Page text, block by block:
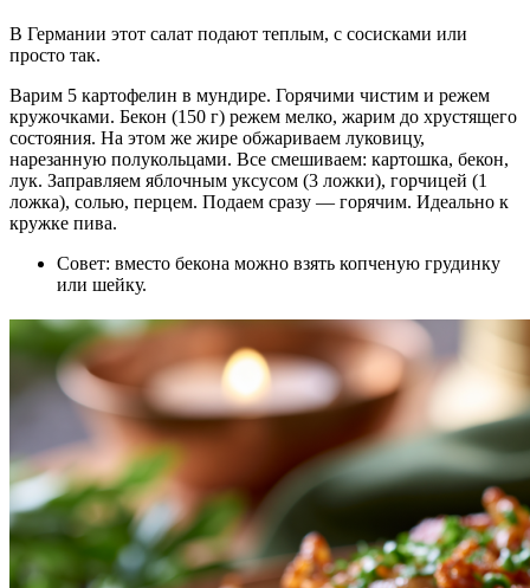
В Германии этот салат подают теплым, с сосисками или
просто так.
Варим 5 картофелин в мундире. Горячими чистим и режем
кружочками. Бекон (150 г) режем мелко, жарим до хрустящего
состояния. На этом же жире обжариваем луковицу,
нарезанную полукольцами. Все смешиваем: картошка, бекон,
лук. Заправляем яблочным уксусом (3 ложки), горчицей (1
ложка), солью, перцем. Подаем сразу — горячим. Идеально к
кружке пива.
Совет: вместо бекона можно взять копченую грудинку
или шейку.